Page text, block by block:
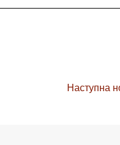
Наступна